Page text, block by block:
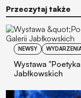
Przeczytaj także
NEWSY
Wystawa
Jabłkowskich